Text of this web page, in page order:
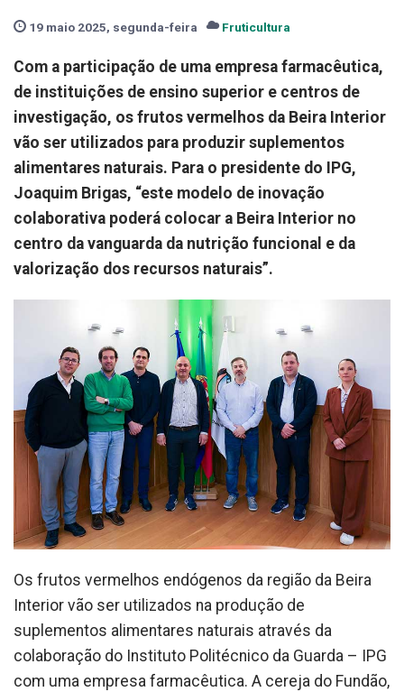
19 maio 2025, segunda-feira Fruticultura
Com a participação de uma empresa farmacêutica,
de instituições de ensino superior e centros de
investigação, os frutos vermelhos da Beira Interior
vão ser utilizados para produzir suplementos
alimentares naturais. Para o presidente do IPG,
Joaquim Brigas, “este modelo de inovação
colaborativa poderá colocar a Beira Interior no
centro da vanguarda da nutrição funcional e da
valorização dos recursos naturais”.
Os frutos vermelhos endógenos da região da Beira
Interior vão ser utilizados na produção de
suplementos alimentares naturais através da
colaboração do Instituto Politécnico da Guarda – IPG
com uma empresa farmacêutica. A cereja do Fundão,